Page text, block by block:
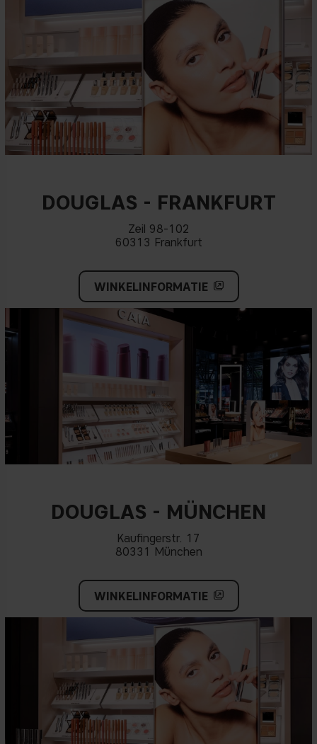
DOUGLAS - FRANKFURT
Zeil 98-102
60313 Frankfurt
WINKELINFORMATIE
DOUGLAS - MÜNCHEN
Kaufingerstr. 17
80331 München
WINKELINFORMATIE